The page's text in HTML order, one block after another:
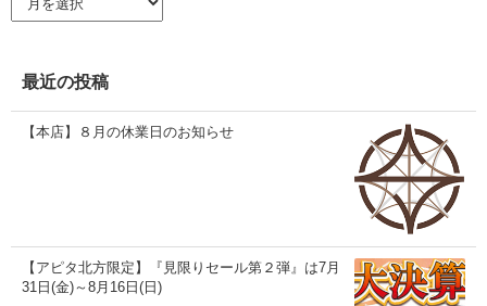
ー
ブ
最近の投稿
【本店】８月の休業日のお知らせ
【アピタ北方限定】『見限りセール第２弾』は7月
31日(金)～8月16日(日)